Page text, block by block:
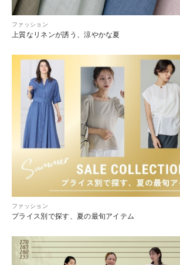
ファッション
上質なリネンが誘う、涼やかな夏
ファッション
プライス別で探す、夏の最旬アイテム